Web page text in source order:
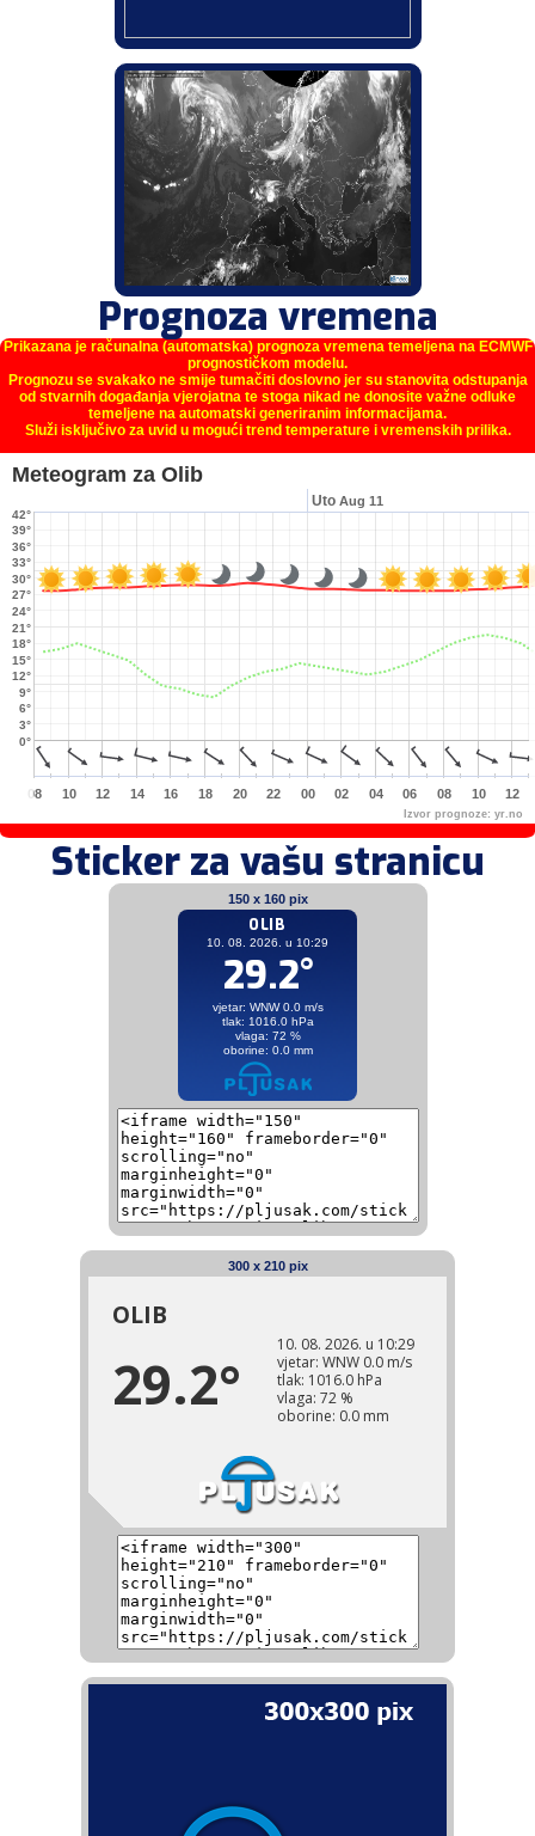
Prognoza vremena
Prikazana je računalna (automatska) prognoza vremena temeljena na ECMWF
prognostičkom modelu.
Prognozu se svakako ne smije tumačiti doslovno jer su stanovita odstupanja
od stvarnih događanja vjerojatna te stoga nikad ne donosite važne odluke
temeljene na automatski generiranim informacijama.
Služi isključivo za uvid u mogući trend temperature i vremenskih prilika.
Izvor prognoze: yr.no
Meteogram za Olib
0°
12°
24°
36°
3°
6°
9°
15°
18°
21°
27°
30°
33°
39°
42°
08 10 12 14 16 18 20 22 00 02 04 06 08 10 12
UtoAug 11
Sticker za vašu stranicu
150 x 160 pix
300 x 210 pix